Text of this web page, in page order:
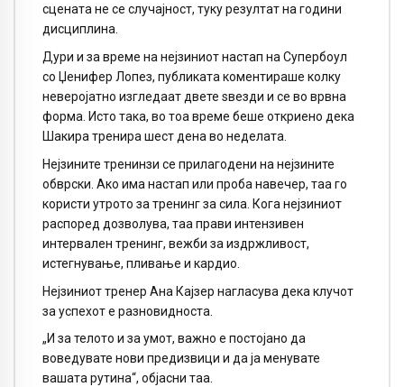
сцената не се случајност, туку резултат на години
дисциплина.
Дури и за време на нејзиниот настап на Супербоул
со Џенифер Лопез, публиката коментираше колку
неверојатно изгледаат двете ѕвезди и се во врвна
форма. Исто така, во тоа време беше откриено дека
Шакира тренира шест дена во неделата.
Нејзините тренинзи се прилагодени на нејзините
обврски. Ако има настап или проба навечер, таа го
користи утрото за тренинг за сила. Кога нејзиниот
распоред дозволува, таа прави интензивен
интервален тренинг, вежби за издржливост,
истегнување, пливање и кардио.
Нејзиниот тренер Ана Кајзер нагласува дека клучот
за успехот е разновидноста.
„И за телото и за умот, важно е постојано да
воведувате нови предизвици и да ја менувате
вашата рутина“, објасни таа.